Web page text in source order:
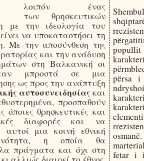
λοιπόν ένας
των θρησκευτικών
με την ιδεολογία του
να υποκαταστήσει τη
Με την αποσύνθεση της
και την ανάδυση
στη Βαλκανική οι
μπροστά σε μια
ως προς την ανάπτυξη
αυτοσυνειδησίας και
προσπαθούν
όποιες θρησκευτικές και
διαφορές και να
μια κοινή εθνική
η οποία θα
πράγματα και όχι στη
popullit
përsa i
fetar i